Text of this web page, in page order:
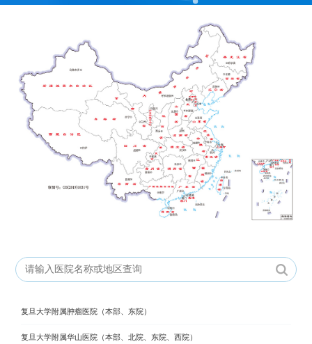
复旦大学附属肿瘤医院（本部、东院）
复旦大学附属华山医院（本部、北院、东院、西院）